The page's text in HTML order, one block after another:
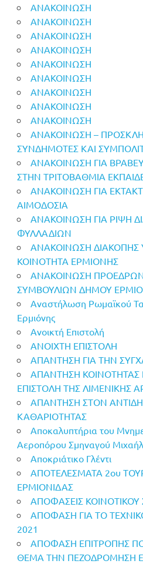
ΑΝΑΚΟΙΝΩΣΗ
ΑΝΑΚΟΙΝΩΣΗ
ΑΝΑΚΟΙΝΩΣΗ
ΑΝΑΚΟΙΝΩΣΗ
ΑΝΑΚΟΙΝΩΣΗ
ΑΝΑΚΟΙΝΩΣΗ
ΑΝΑΚΟΙΝΩΣΗ
ΑΝΑΚΟΙΝΩΣΗ
ΑΝΑΚΟΙΝΩΣΗ
ΑΝΑΚΟΙΝΩΣΗ –
ΣΥΝΔΗΜΟΤΕΣ ΚΑΙ
ΑΝΑΚΟΙΝΩΣΗ ΓΙΑ
ΣΤΗΝ ΤΡΙΤΟΒΑΘΜΙΑ
ΑΝΑΚΟΙΝΩΣΗ ΓΙΑ
ΑΙΜΟΔΟΣΙΑ
ΑΝΑΚΟΙΝΩΣΗ ΓΙΑ ΡΙΨΗ
ΦΥΛΛΑΔΙΩΝ
ΑΝΑΚΟΙΝΩΣΗ ΔΙΑΚΟΠΗΣ
ΚΟΙΝΟΤΗΤΑ ΕΡΜΙΟΝΗΣ
ΑΝΑΚΟΙΝΩΣΗ
ΣΥΜΒΟΥΛΙΩΝ ΔΗΜΟΥ
Αναστήλωση Ρωμαϊκού
Ερμιόνης
Ανοικτή Επιστολή
ΑΝΟΙΧΤΗ ΕΠΙΣΤΟΛΗ
ΑΠΑΝΤΗΣΗ ΓΙΑ ΤΗΝ
ΑΠΑΝΤΗΣΗ ΚΟΙΝΟΤΗΤΑΣ
ΕΠΙΣΤΟΛΗ ΤΗΣ ΛΙΜΕΝΙΚΗΣ
ΑΠΑΝΤΗΣΗ ΣΤΟΝ
ΚΑΘΑΡΙΟΤΗΤΑΣ
Αποκαλυπτήρια του
Αεροπόρου Σμηναγού
Αποκριάτικο Γλέντι
ΑΠΟΤΕΛΕΣΜΑΤΑ 2ου
ΕΡΜΙΟΝΙΔΑΣ
ΑΠΟΦΑΣΕΙΣ
ΑΠΟΦΑΣΗ ΓΙΑ ΤΟ
2021
ΑΠΟΦΑΣΗ ΕΠΙΤΡΟΠΗΣ
ΘΕΜΑ ΤΗΝ ΠΕΖΟΔΡΟΜΗΣΗ